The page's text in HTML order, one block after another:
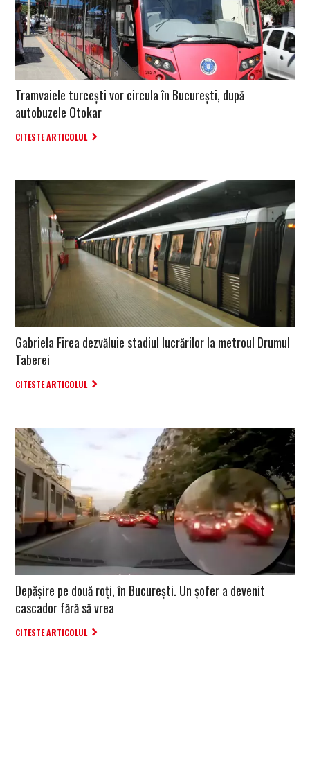
Tramvaiele turcești vor circula în București, după
autobuzele Otokar
CITESTE ARTICOLUL
Gabriela Firea dezvăluie stadiul lucrărilor la metroul Drumul
Taberei
CITESTE ARTICOLUL
Depășire pe două roți, în București. Un șofer a devenit
cascador fără să vrea
CITESTE ARTICOLUL